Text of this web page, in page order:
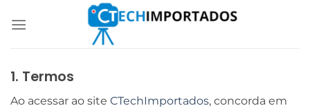
1. Termos
Ao acessar ao site CTechImportados, concorda em